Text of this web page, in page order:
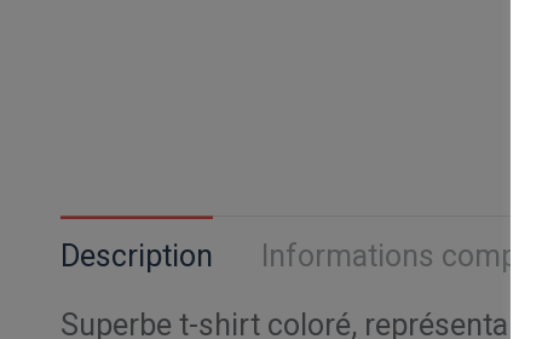
Description
Informations
Superbe t-shirt coloré, représentant